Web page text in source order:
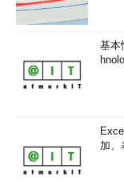
基本
加、